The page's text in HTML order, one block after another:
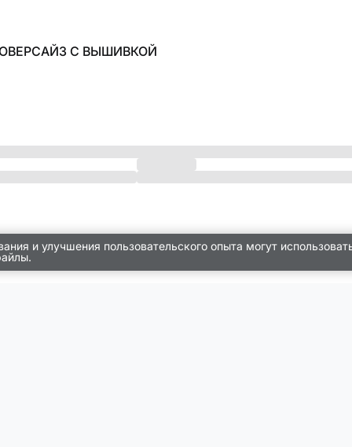
С ВЫШИВКОЙ
и улучшения пользовательского опыта могут